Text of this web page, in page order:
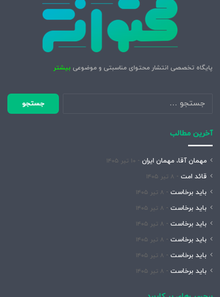
پایگاه تخصصی انتشار محتوای مناسبتی و موضوعی بیشتر
جستجو
برای:
آخرین مطالب
مهمان آقا، مهمان ایران ۱۰ تیر ۱۴۰۵
قائد امت ۸ تیر ۱۴۰۵
باید برخاست ۸ تیر ۱۴۰۵
باید برخاست ۸ تیر ۱۴۰۵
باید برخاست ۸ تیر ۱۴۰۵
باید برخاست ۸ تیر ۱۴۰۵
باید برخاست ۸ تیر ۱۴۰۵
باید برخاست ۸ تیر ۱۴۰۵